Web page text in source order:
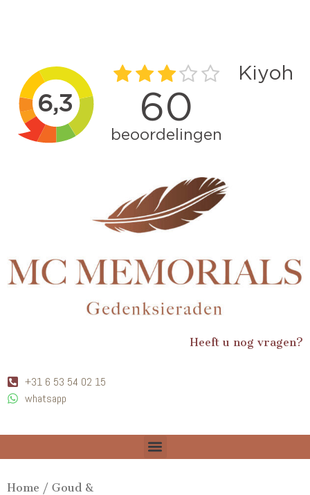
Heeft u nog vragen?
+31 6 53 54 02 15
whatsapp
Home / Goud &